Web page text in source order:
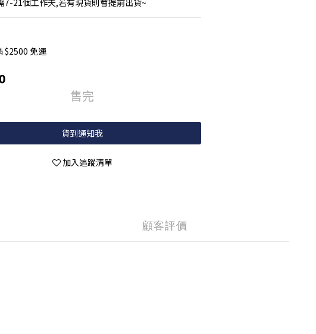
7-21個工作天,若有現貨則會提前出貨~
$2500 免運
售完
貨到通知我
加入追蹤清單
顧客評價